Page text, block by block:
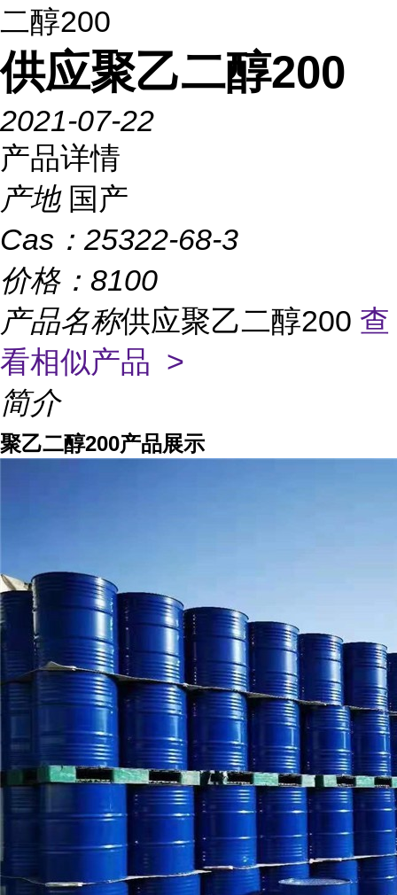
二醇200
供应聚乙二醇200
2021-07-22
产品详情
产地 国产
Cas： 25322-68-3
价格： 8100
产品名称供应聚乙二醇200 查
看相似产品 >
简介
聚乙二醇200产品展示